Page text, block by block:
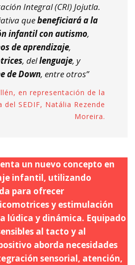
Integral (CRI) Jojutla.
quebeneficiará a la
infantil con autismo,
de aprendizaje,
, dellenguaje, y
de Down, entre otros”
en representación de la
del SEDIF, Natália Rezende
Moreira.
un nuevo concepto en
infantil, utilizando
para ofrecer
y estimulación
lúdica y dinámica. Equipado
al tacto y al
aborda necesidades
sensorial, atención,